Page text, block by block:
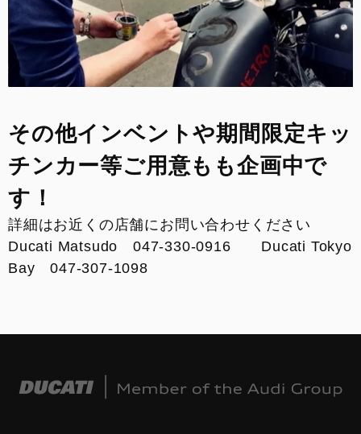
その他インベントや期間限定キッ
チンカー等ご用意もも企画中で
す！
詳細はお近くの店舗にお問い合わせください
Ducati Matsudo 047-330-0916 Ducati Tokyo
Bay 047-307-1098